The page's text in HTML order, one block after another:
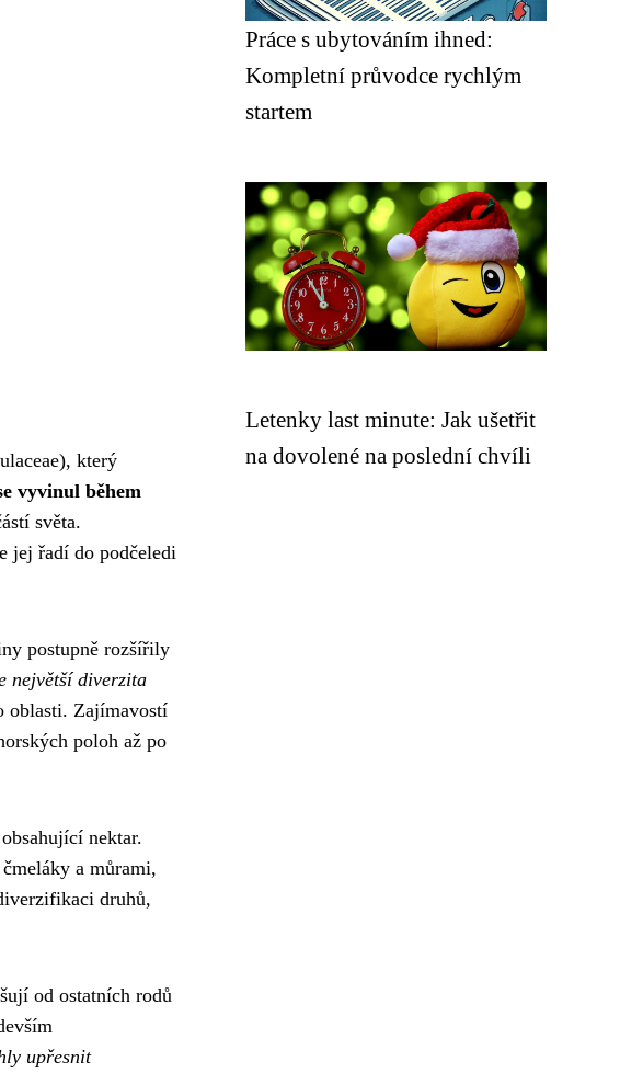
který
vyvinul během
světa.
jej řadí do podčeledi
postupně rozšířily
největší diverzita
oblasti. Zajímavostí
poloh až po
nektar.
a můrami,
druhů,
od ostatních rodů
upřesnit
Práce s ubytováním ihned:
Kompletní průvodce rychlým
startem
Letenky last minute: Jak ušetřit
na dovolené na poslední chvíli